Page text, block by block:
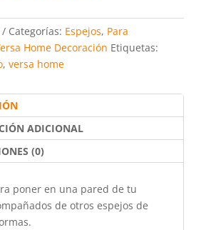
ai
l
at
s
A
p
p
er
e
m
p
tir
Categorías: Espejos, Para
Home Decoración Etiquetas:
, versa home
ADICIONAL
(0)
poner en una pared de tu
de otros espejos de